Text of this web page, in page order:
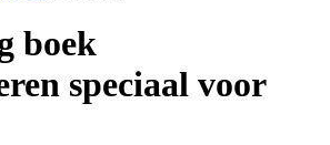
boek
speciaal voor